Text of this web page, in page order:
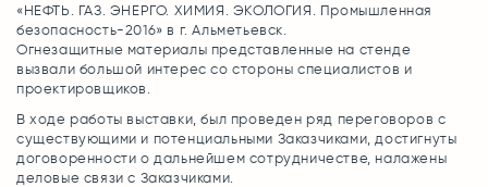
«НЕФТЬ. ГАЗ. ЭНЕРГО. ХИМИЯ. ЭКОЛОГИЯ. Промышленная
безопасность-2016» в г. Альметьевск.
Огнезащитные материалы представленные на стенде
вызвали большой интерес со стороны специалистов и
проектировщиков.
В ходе работы выставки, был проведен ряд переговоров с
существующими и потенциальными Заказчиками, достигнуты
договоренности о дальнейшем сотрудничестве, налажены
деловые связи с Заказчиками.